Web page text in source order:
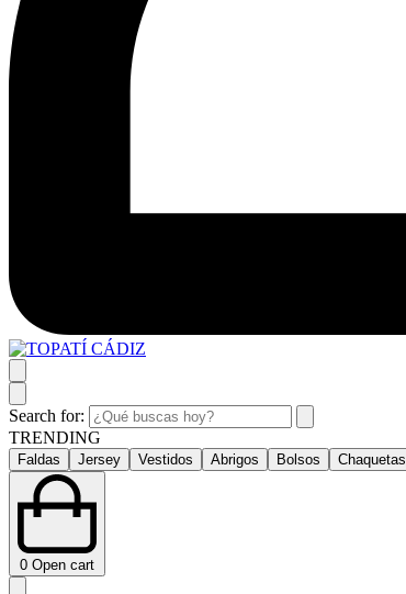
Search for:
TRENDING
Faldas Jersey Vestidos Abrigos Bolsos Chaquetas
0 Open cart